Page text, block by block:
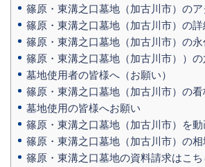
篠原・東溝之口墓地（加古川市）のア
篠原・東溝之口墓地（加古川市）の詳
篠原・東溝之口墓地（加古川市）の
篠原・東溝之口墓地（加古川市））
墓地使用者の皆様へ（お願い）
篠原・東溝之口墓地（加古川市）の看
墓地使用の皆様へお願い
篠原・東溝之口墓地（加古川市）を動
篠原・東溝之口墓地（加古川市）の相
篠原・東溝之口墓地の資料請求はこち